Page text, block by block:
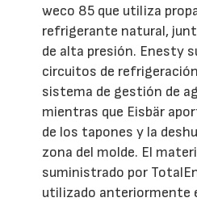
weco 85 que utiliza
refrigerante natural,
de alta presión. Enesty
circuitos de
sistema de gestión de
mientras que Eisbär
de los tapones y la
zona del molde. El
suministrado por
utilizado anteriormente